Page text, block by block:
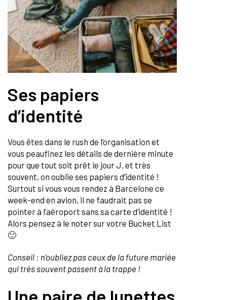
Ses papiers
d’identité
Vous êtes dans le rush de l’organisation et
vous peaufinez les détails de dernière minute
pour que tout soit prêt le jour J, et très
souvent, on oublie ses papiers d’identité !
Surtout si vous vous rendez à Barcelone ce
week-end en avion, il ne faudrait pas se
pointer à l’aéroport sans sa carte d’identité !
Alors pensez à le noter sur votre Bucket List
🙂
Conseil : n’oubliez pas ceux de la future mariée
qui très souvent passent à la trappe !